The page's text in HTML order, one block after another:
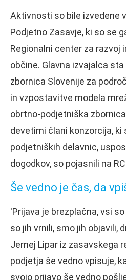
Aktivnosti so bile izvedene
Podjetno Zasavje, ki so se
Regionalni center za razvoj
občine. Glavna izvajalca
zbornica Slovenije za
in vzpostavitve modela
obrtno-podjetniška
devetimi člani konzorcija, ki
podjetniških delavnic,
dogodkov, so pojasnili na
Še vedno je čas, da
'Prijava je brezplačna, vsi
so jih vrnili, smo jih objavili,
Jernej Lipar iz zasavskega
podjetja še vedno vpisuje,
svojo prijavo še vedno